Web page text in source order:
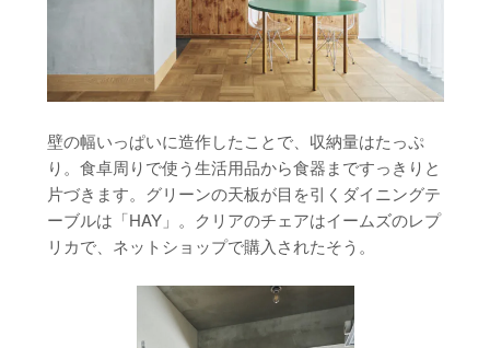
壁の幅いっぱいに造作したことで、収納量はたっぷ
り。食卓周りで使う生活用品から食器まですっきりと
片づきます。グリーンの天板が目を引くダイニングテ
ーブルは「HAY」。クリアのチェアはイームズのレプ
リカで、ネットショップで購入されたそう。